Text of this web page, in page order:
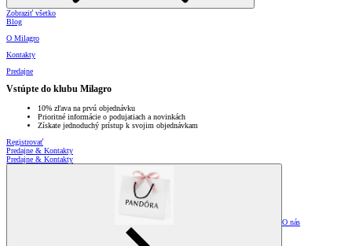
Zobraziť všetko
Blog
O Milagro
Kontakty
Predajne
Vstúpte do klubu Milagro
10% zľava na prvú objednávku
Prioritné informácie o podujatiach a novinkách
Získate jednoduchý prístup k svojim objednávkam
Registrovať
Predajne & Kontakty
Predajne & Kontakty
O nás